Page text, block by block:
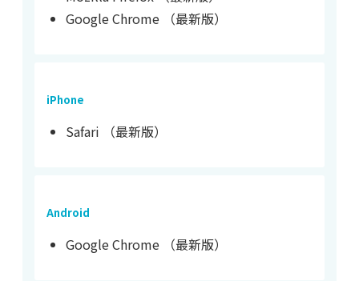
Google Chrome （最新版）
iPhone
Safari （最新版）
Android
Google Chrome （最新版）